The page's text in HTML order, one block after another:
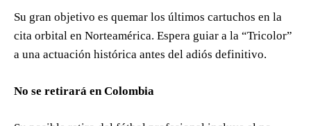
Su gran objetivo es quemar los últimos cartuchos en la
cita orbital en Norteamérica. Espera guiar a la “Tricolor”
a una actuación histórica antes del adiós definitivo.
No se retirará en Colombia